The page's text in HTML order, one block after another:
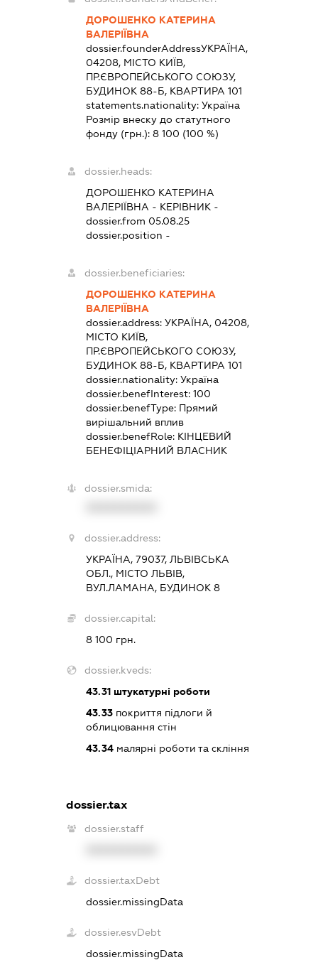
ДОРОШЕНКО КАТЕРИНА
ВАЛЕРІЇВНА
dossier.founderAddressУКРАЇНА,
04208, МІСТО КИЇВ,
ПР.ЄВРОПЕЙСЬКОГО СОЮЗУ,
БУДИНОК 88-Б, КВАРТИРА 101
statements.nationality: Україна
Розмір внеску до статутного
фонду (грн.): 8 100 (100 %)
dossier.heads:
ДОРОШЕНКО КАТЕРИНА
ВАЛЕРІЇВНА - КЕРІВНИК -
dossier.from 05.08.25
dossier.position -
dossier.beneficiaries:
ДОРОШЕНКО КАТЕРИНА
ВАЛЕРІЇВНА
dossier.address: УКРАЇНА, 04208,
МІСТО КИЇВ,
ПР.ЄВРОПЕЙСЬКОГО СОЮЗУ,
БУДИНОК 88-Б, КВАРТИРА 101
dossier.nationality: Україна
dossier.benefInterest: 100
dossier.benefType: Прямий
вирішальний вплив
dossier.benefRole: КІНЦЕВИЙ
БЕНЕФІЦІАРНИЙ ВЛАСНИК
dossier.smida:
dossier.address:
УКРАЇНА, 79037, ЛЬВІВСЬКА
ОБЛ., МІСТО ЛЬВІВ,
ВУЛ.ЛАМАНА, БУДИНОК 8
dossier.capital:
8 100 грн.
dossier.kveds:
43.31штукатурні роботи
43.33покриття підлоги й
облицювання стін
43.34малярні роботи та скління
dossier.tax
dossier.staff
dossier.taxDebt
dossier.missingData
dossier.esvDebt
dossier.missingData